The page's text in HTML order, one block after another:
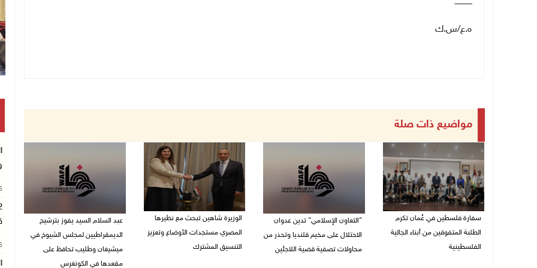
ه.ع/س.ك
مواضيع ذات صلة
سفارة فلسطين في عُمان تكرم
الطلبة المتفوقين من أبناء الجالية
الفلسطينية
"التعاون الإسلامي" تدين عدوان
الاحتلال على مخيم قلنديا وتحذر من
محاولات تصفية قضية اللاجئين
الوزيرة شاهين تبحث مع نظيرها
المصري مستجدات الأوضاع وتعزيز
التنسيق المشترك
عبد السلام السيد يفوز بترشيح
الديمقراطيين لمجلس الشيوخ في
ميشيغان وطليب تحافظ على
مقعدها في الكونغرس